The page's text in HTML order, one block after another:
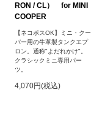
RON / CL） for MINI
COOPER
【ネコポスOK】ミニ・クー
パー用の牛革製タンクエプ
ロン。通称"よだれかけ"。
クラシックミニ専用パー
ツ。
4,070円(税込)